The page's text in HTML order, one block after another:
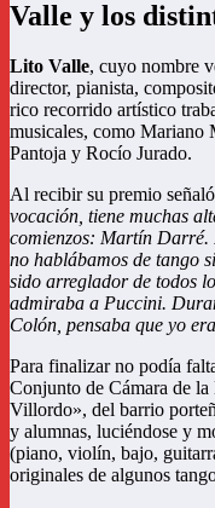
Valle y los
Lito Valle, cuyo nombre
director, pianista,
rico recorrido artístico
musicales, como Mariano
Pantoja y Rocío Jurado.
Al recibir su premio
vocación, tiene muchas
comienzos: Martín Darré.
no hablábamos de tango
sido arreglador de todos
admiraba a Puccini.
Colón, pensaba que yo
Para finalizar no podía
Conjunto de Cámara de
Villordo», del barrio
y alumnas, luciéndose y
(piano, violín, bajo,
originales de algunos